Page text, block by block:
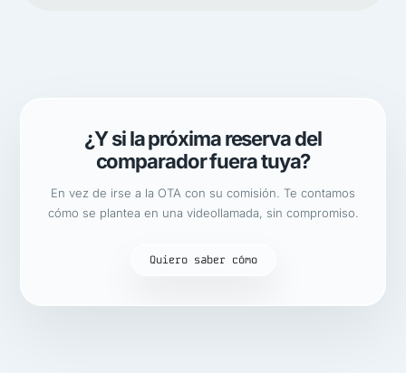
¿Y si la próxima reserva del
comparador fuera tuya?
En vez de irse a la OTA con su comisión. Te contamos
cómo se plantea en una videollamada, sin compromiso.
Quiero saber cómo